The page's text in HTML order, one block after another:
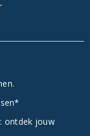
ontdek jouw